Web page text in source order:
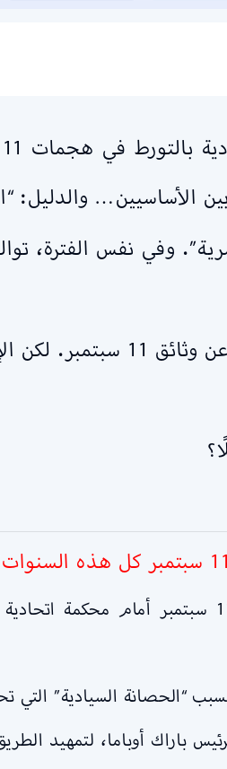
وفي نفس الفترة،
السعودية نفسها طالبت
الدافع هو دعوى قضائية ضخمة رفعتها عائلات
في 2016 حق النقض من الرئيس باراك